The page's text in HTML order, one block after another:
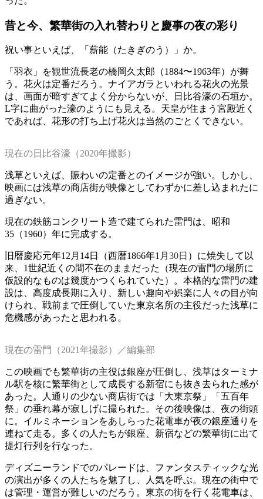
昔と今、繁華街の入れ替わりと慶事の夜の彩り
祝い事といえば、「薪能（たきぎのう）」か。
「羽衣」を観世流長老の橋岡久太郎（1884〜1963年）が舞
う。花火は定番だろう。ナイアガラといわれる花火の光景
は、画面が暗すぎてよく分からないが、日比谷濠の石垣か。
L字に曲がった濠のようにも見える。天皇が住まう宮殿近く
であれば、花形の打ち上げ花火は当然のごとくできない。
現在の日比谷濠（2020年撮影）
浅草といえば、賑わいの定番とのイメージが強い。しかし、
映画には浅草の商店街が映像としてわずかに差し込まれたに
過ぎない。
現在の鉄筋コンクリート造で建てられた雷門は、昭和
35（1960）年に完成する。
旧暦慶応元年12月14日（西暦1866年1 月30日 ）に焼失して以
来、1世紀近くの間不在のままだった（現在の雷門の場所に
仮設的なものは幾度かつくられていた）。本格的な雷門の建
設は、高度成長期に入り、新しい趣向や娯楽に人々の目が向
けられ、戦前まで圧倒していた東京名所の主役だった浅草に
危機感があったと思われる。
現在の雷門（2021年撮影）／編集部
この映画でも繁華街の主役は銀座が圧倒し、浅草はターミナ
ル駅を核に繁華街として成長する新宿にも抜き去られた感が
あった。人通りの少ない商店街では「大東京祭」「五百年
祭」の垂れ幕が寂しげに撮られた。その後映像は、夜の街頭
に。イルミネーションをあしらった花電車が夜の銀座通りを
連ねて走る。多くの人たちが銀座、新宿などの繁華街に出て
提灯行列を行なった。
ディズニーランドでのパレードは、ファンタスティックな光
の演出が多くの人たちを魅了し、人気を呼ぶ。現在の街中で
は管理・運営が難しいのだろう。東京の街を行く花電車は、